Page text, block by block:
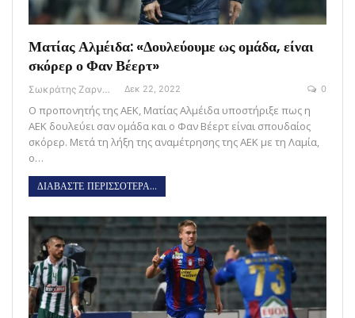
Ματίας Αλμέιδα: «Δουλεύουμε ως ομάδα, είναι
σκόρερ ο Φαν Βέερτ»
Σωκράτης Ζαρναβέλης Δεκ 22, 2022 0
Ο προπονητής της ΑΕΚ, Ματίας Αλμέιδα υποστήριξε πως η
ΑΕΚ δουλεύει σαν ομάδα και ο Φαν Βέερτ είναι σπουδαίος
σκόρερ. Μετά τη λήξη της αναμέτρησης της ΑΕΚ με τη Λαμία,
ο…
ΔΙΑΒΑΣΤΕ ΠΕΡΙΣΣΟΤΕΡΑ...